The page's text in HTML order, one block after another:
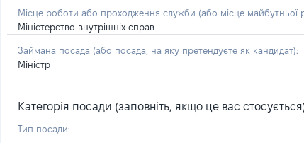
Місце роботи або проходження служби (або місце майбутньої
Міністерство внутрішніх справ
Займана посада (або посада, на яку претендуєте як кандидат):
Міністр
Категорія посади (заповніть, якщо це вас
Тип посади: